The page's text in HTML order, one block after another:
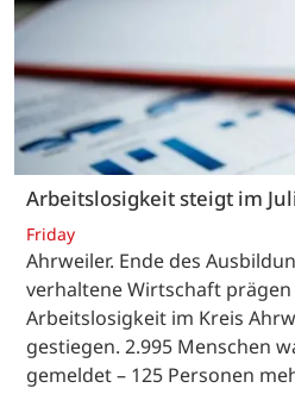
Arbeitslosigkeit steigt im
Friday
Ahrweiler. Ende des
verhaltene Wirtschaft
Arbeitslosigkeit im Kreis
gestiegen. 2.995 Menschen
gemeldet – 125 Personen